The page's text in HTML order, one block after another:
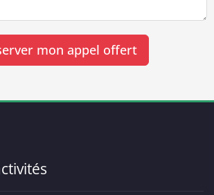
mon appel offert